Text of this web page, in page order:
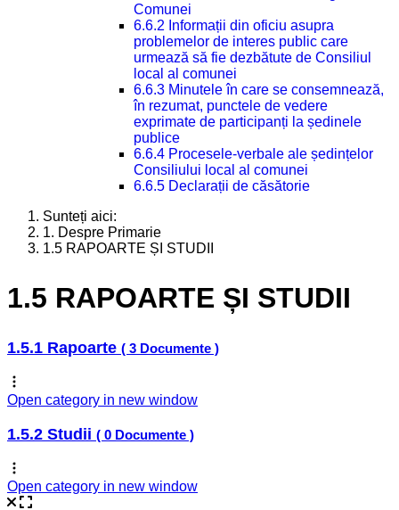
Comunei
6.6.2 Informații din oficiu asupra
problemelor de interes public care
urmează să fie dezbătute de Consiliul
local al comunei
6.6.3 Minutele în care se consemnează,
în rezumat, punctele de vedere
exprimate de participanți la ședinele
publice
6.6.4 Procesele-verbale ale ședințelor
Consiliului local al comunei
6.6.5 Declarații de căsătorie
Sunteți aici:
1. Despre Primarie
1.5 RAPOARTE ȘI STUDII
1.5 RAPOARTE ȘI STUDII
1.5.1 Rapoarte ( 3 Documente )
Open category in new window
1.5.2 Studii ( 0 Documente )
Open category in new window